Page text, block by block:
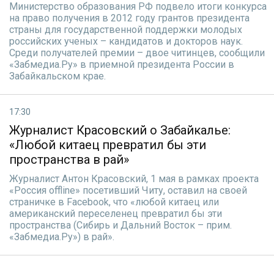
Министерство образования РФ подвело итоги конкурса
на право получения в 2012 году грантов президента
страны для государственной поддержки молодых
российских ученых – кандидатов и докторов наук.
Среди получателей премии – двое читинцев, сообщили
«Забмедиа.Ру» в приемной президента России в
Забайкальском крае.
17:30
Журналист Красовский о Забайкалье:
«Любой китаец превратил бы эти
пространства в рай»
Журналист Антон Красовский, 1 мая в рамках проекта
«Россия offline» посетивший Читу, оставил на своей
страничке в Facebook, что «любой китаец или
американский переселенец превратил бы эти
пространства (Сибирь и Дальний Восток – прим.
«Забмедиа.Ру») в рай».